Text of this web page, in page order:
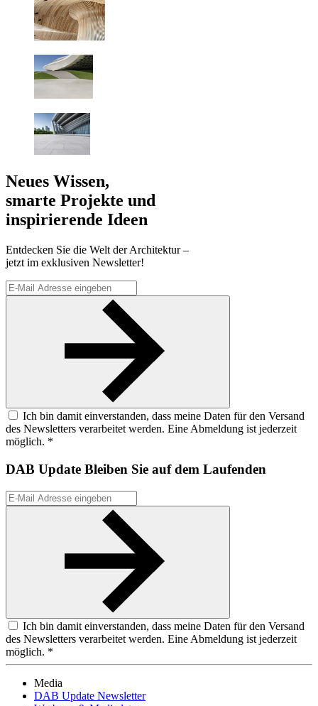
Neues Wissen,
smarte Projekte und
inspirierende Ideen
Entdecken Sie die Welt der Architektur –
jetzt im exklusiven Newsletter!
Ich bin damit einverstanden, dass meine Daten für den Versand
des Newsletters verarbeitet werden. Eine Abmeldung ist jederzeit
möglich. *
DAB Update Bleiben Sie auf dem Laufenden
Ich bin damit einverstanden, dass meine Daten für den Versand
des Newsletters verarbeitet werden. Eine Abmeldung ist jederzeit
möglich. *
Media
DAB Update Newsletter